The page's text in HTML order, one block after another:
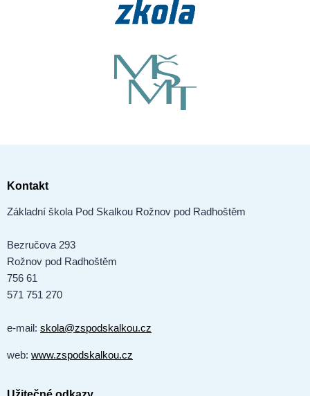
Kontakt
Základní škola Pod Skalkou Rožnov pod Radhoštěm
Bezručova 293
Rožnov pod Radhoštěm
756 61
571 751 270
e-mail: skola@zspodskalkou.cz
web: www.zspodskalkou.cz